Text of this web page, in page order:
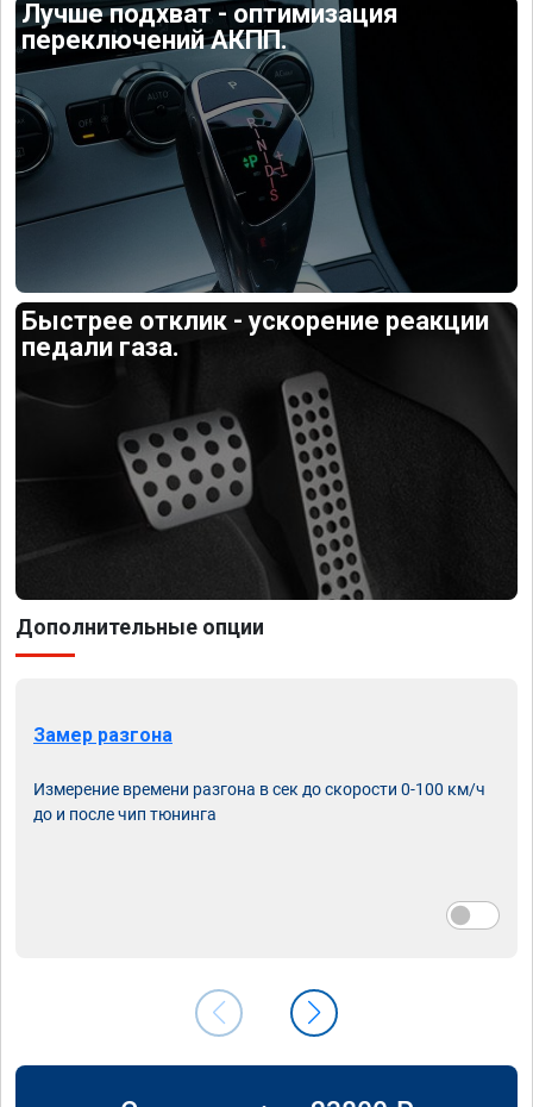
Лучше подхват - оптимизация
переключений АКПП.
Быстрее отклик - ускорение реакции
педали газа.
Дополнительные опции
Замер разгона
Измерение времени разгона в сек до скорости 0-100 км/ч
до и после чип тюнинга